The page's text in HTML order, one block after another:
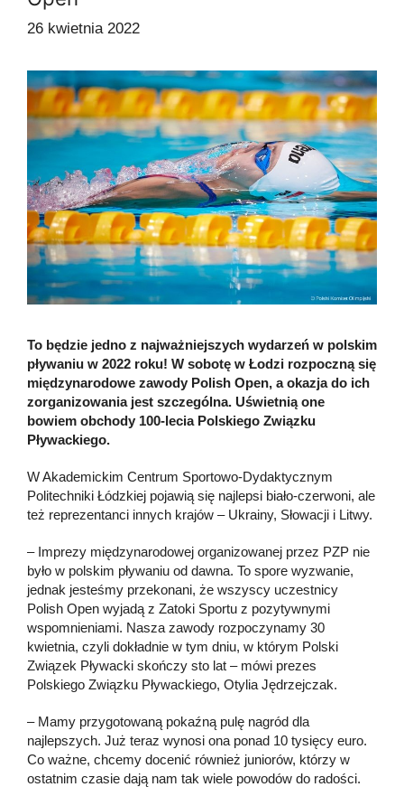
26 kwietnia 2022
To będzie jedno z najważniejszych wydarzeń w polskim
pływaniu w 2022 roku! W sobotę w Łodzi rozpoczną się
międzynarodowe zawody Polish Open, a okazja do ich
zorganizowania jest szczególna. Uświetnią one
bowiem obchody 100-lecia Polskiego Związku
Pływackiego.
W Akademickim Centrum Sportowo-Dydaktycznym
Politechniki Łódzkiej pojawią się najlepsi biało-czerwoni, ale
też reprezentanci innych krajów – Ukrainy, Słowacji i Litwy.
– Imprezy międzynarodowej organizowanej przez PZP nie
było w polskim pływaniu od dawna. To spore wyzwanie,
jednak jesteśmy przekonani, że wszyscy uczestnicy
Polish Open wyjadą z Zatoki Sportu z pozytywnymi
wspomnieniami. Nasza zawody rozpoczynamy 30
kwietnia, czyli dokładnie w tym dniu, w którym Polski
Związek Pływacki skończy sto lat – mówi prezes
Polskiego Związku Pływackiego, Otylia Jędrzejczak.
– Mamy przygotowaną pokaźną pulę nagród dla
najlepszych. Już teraz wynosi ona ponad 10 tysięcy euro.
Co ważne, chcemy docenić również juniorów, którzy w
ostatnim czasie dają nam tak wiele powodów do radości.